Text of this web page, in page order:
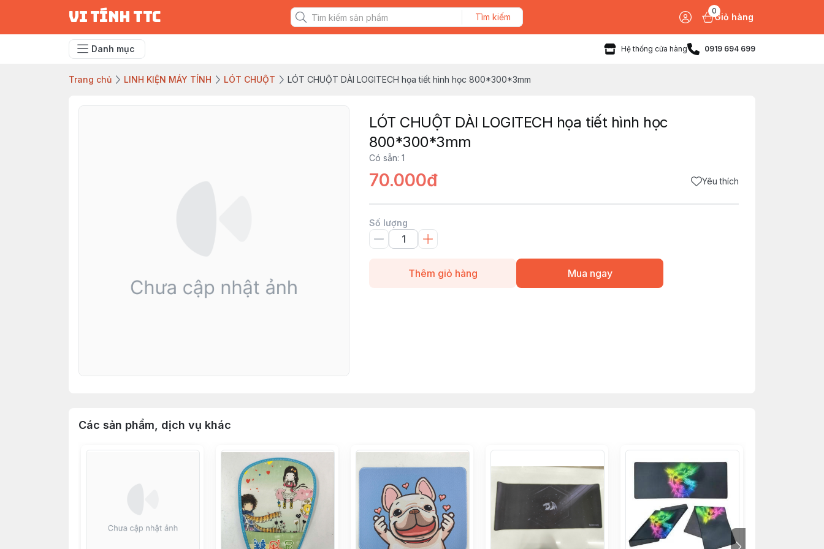
vi tính ttc Tìm kiếm
0
Giỏ hàng
Danh mục Hệ thống cửa hàng 0919 694 699
Trang chủ LINH KIỆN MÁY TÍNH LÓT CHUỘT LÓT CHUỘT DÀI LOGITECH họa tiết hình học 800*300*3mm
LÓT CHUỘT DÀI LOGITECH họa tiết hình học
800*300*3mm
Có sẵn: 1
70.000đ Yêu thích
Số lượng
Thêm giỏ hàng Mua ngay
Các sản phẩm, dịch vụ khác